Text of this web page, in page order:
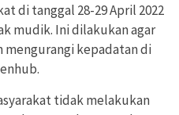
di tanggal 28-29 April 2022
mudik. Ini dilakukan agar
mengurangi kepadatan di
tidak melakukan